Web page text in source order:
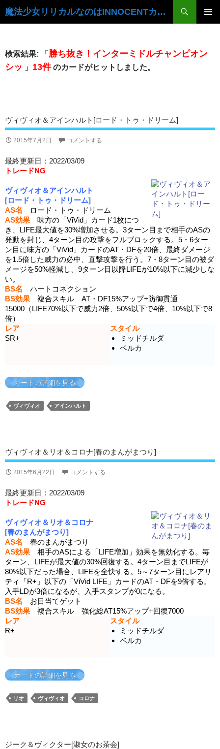
魔法少女リリカルなのはINNOCENTカードデータベース
検
索
イ
ン
へ
検索結果: 「 勝ち抜き！インターミドルチャンピオン
シッ
」 13件のカードがヒットしました。
ヴィヴィオ＆アインハルト[ロード・トゥ・ドリーム]
2015年7月2日 コメントする
最終更新日：2022/03/09
トレードNG
ヴィヴィオ＆アインハルト
[ロード・トゥ・ドリーム]
AS名 ロード・トゥ・ドリーム
AS効果 味方の「ViVid」カード1枚につ
き、LIFE最大値を30%増加させる。3ターン目まで相手のASの
発動を封じ、4ターン目の攻撃をフルブロックする。5・6ター
ン目に味方の「ViVid」カードのAT・DFを20倍、最終ダメージ
を1.5倍した威力の必中、直撃攻撃を行う。7・8ターン目の被ダ
メージを50%軽減し、9ターン目以降LIFEが10%以下に減少しな
い。
BS名 ハートコネクション
BS効果 複合スキル AT・DF15%アップ+防御貫通
15000（LIFE70%以下で威力2倍、50%以下で4倍、10%以下で8
倍）
レア
スタイル
SR+
ミッドチルダ
ベルカ
カードの詳細を見る
ヴィヴィオ アインハルト
ヴィヴィオ＆リオ＆コロナ[春のまんがまつり]
2015年6月22日 コメントする
最終更新日：2022/03/09
トレードNG
ヴィヴィオ＆リオ＆コロナ
[春のまんがまつり]
AS名 春のまんがまつり
AS効果 相手のASによる「LIFE増加」効果を無効化する。毎
ターン、LIFEが最大値の30%回復する。4ターン目までLIFEが
80%以下だった場合、LIFEを全快する。5～7ターン目にレアリ
ティ「R+」以下の「ViVid LIFE」カードのAT・DFを9倍する。
入手LDが3倍になるが、入手スタンプが0になる。
BS名 お目当てゲット
BS効果 複合スキル 強化総AT15%アップ+回復7000
レア
スタイル
R+
ミッドチルダ
ベルカ
カードの詳細を見る
リオ ヴィヴィオ コロナ
ジーク＆ヴィクター[淑女のお茶会]